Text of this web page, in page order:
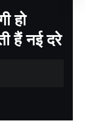
>उत्तराखंड: 12 फीसदी तक मंहगी हो सकती है बिजली, जारी हो सकती हैं नई दरे
हो
हैं नई दरे